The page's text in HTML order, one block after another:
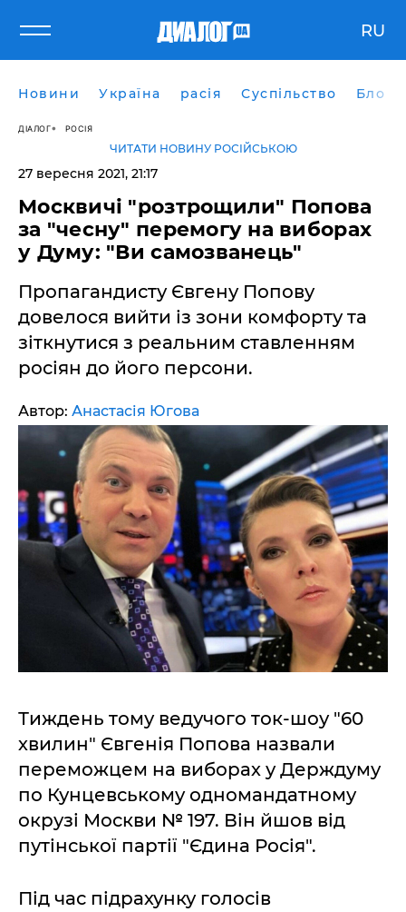
RU
Новини Україна расія Суспільство Блоги
ДІАЛОГ РОСІЯ
ЧИТАТИ НОВИНУ РОСІЙСЬКОЮ
27 вересня 2021, 21:17
Москвичі "розтрощили" Попова
за "чесну" перемогу на виборах
у Думу: "Ви самозванець"
Пропагандисту Євгену Попову
довелося вийти із зони комфорту та
зіткнутися з реальним ставленням
росіян до його персони.
Автор: Анастасія Югова
Тиждень тому ведучого ток-шоу "60
хвилин" Євгенія Попова назвали
переможцем на виборах у Держдуму
по Кунцевському одномандатному
окрузі Москви № 197. Він йшов від
путінської партії "Єдина Росія".
Під час підрахунку голосів